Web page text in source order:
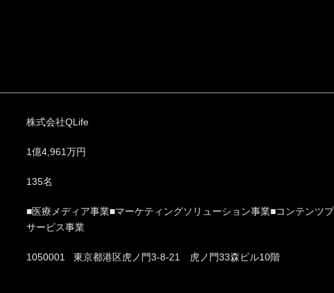
株式会社QLife
1億4,961万円
135名
■医療メディア事業■マーケティングソリューション事業■コンテンツ
サービス事業
1050001 東京都港区虎ノ門3-8-21 虎ノ門33森ビル10階